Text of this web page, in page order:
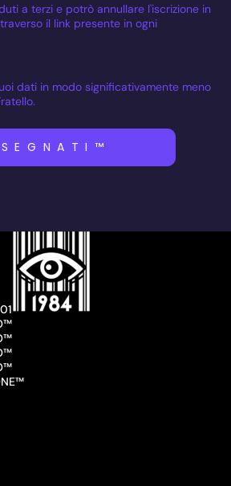
a terzi e potrò annullare l'iscrizione in
il link presente in ogni
dati in modo significativamente meno